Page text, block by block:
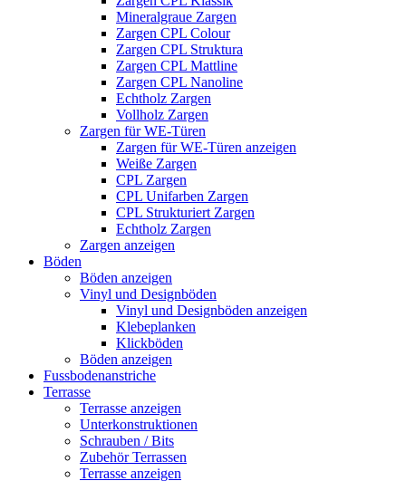
Mineralgraue Zargen
Zargen CPL Colour
Zargen CPL Struktura
Zargen CPL Mattline
Zargen CPL Nanoline
Echtholz Zargen
Vollholz Zargen
Zargen für WE-Türen
Zargen für WE-Türen anzeigen
Weiße Zargen
CPL Zargen
CPL Unifarben Zargen
CPL Strukturiert Zargen
Echtholz Zargen
Zargen anzeigen
Böden
Böden anzeigen
Vinyl und Designböden
Vinyl und Designböden anzeigen
Klebeplanken
Klickböden
Böden anzeigen
Fussbodenanstriche
Terrasse
Terrasse anzeigen
Unterkonstruktionen
Schrauben / Bits
Zubehör Terrassen
Terrasse anzeigen